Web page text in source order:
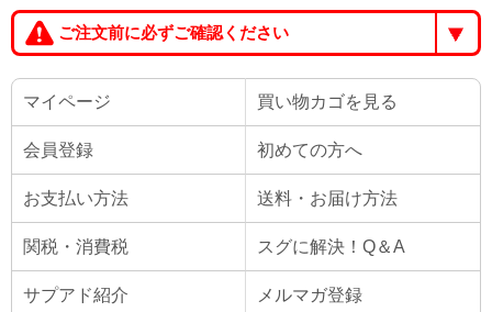
ご注文前に必ずご確認ください
マイページ 買い物カゴを見る
会員登録 初めての方へ
お支払い方法 送料・お届け方法
関税・消費税 スグに解決！Q＆A
サプアド紹介 メルマガ登録